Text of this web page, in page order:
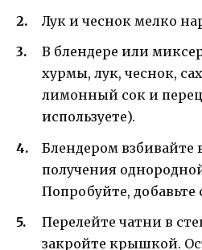
Лук и чеснок мелко
В блендере или
хурмы, лук, чеснок,
лимонный сок и
используете).
Блендером взбивайте
получения
Попробуйте, добавьте
Перелейте чатни в
закройте крышкой.